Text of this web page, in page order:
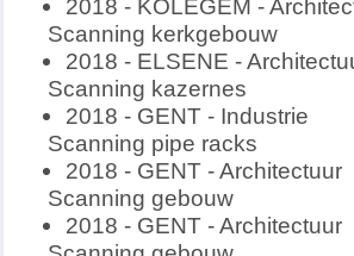
2018 - KOLEGEM -
Scanning kerkgebouw
2018 - ELSENE -
Scanning kazernes
2018 - GENT - Industrie
Scanning pipe racks
2018 - GENT - Architectuur
Scanning gebouw
2018 - GENT - Architectuur